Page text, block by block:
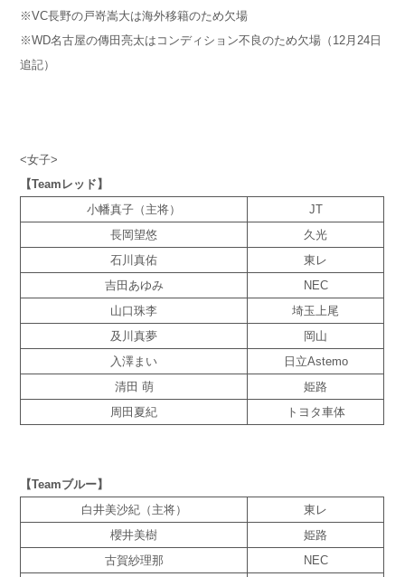
※VC長野の戸嵜嵩大は海外移籍のため欠場
※WD名古屋の傳田亮太はコンディション不良のため欠場（12月24日
追記）
<女子>
【Teamレッド】
小幡真子（主将）
JT
長岡望悠
久光
石川真佑
東レ
吉田あゆみ
NEC
山口珠李
埼玉上尾
及川真夢
岡山
入澤まい
日立Astemo
清田 萌
姫路
周田夏紀
トヨタ車体
【Teamブルー】
白井美沙紀（主将）
東レ
櫻井美樹
姫路
古賀紗理那
NEC